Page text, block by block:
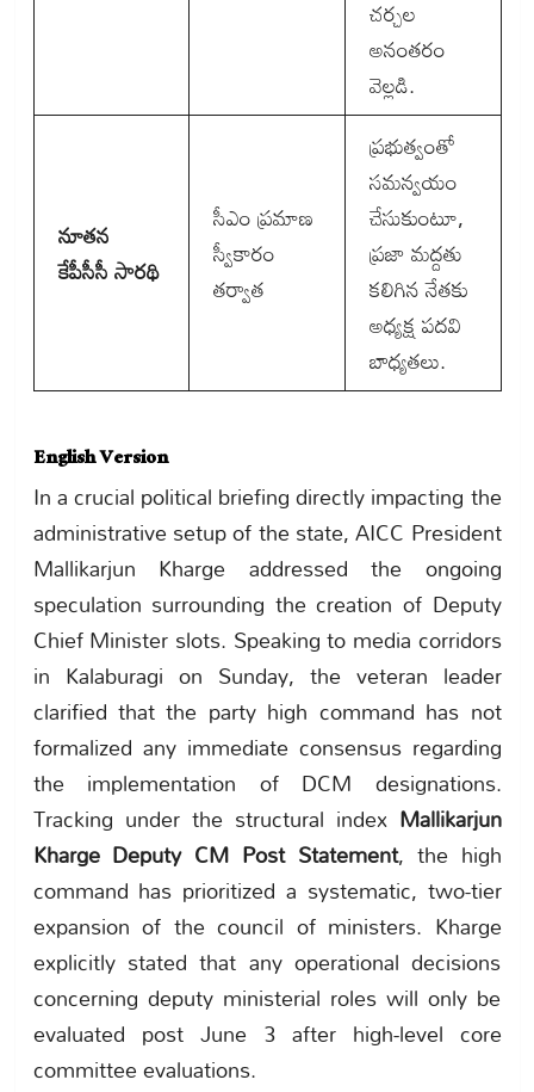
చర్చల
అనంతరం
వెల్లడి.
నూతన
కేపీసీసీ సారథి
సీఎం ప్రమాణ
స్వీకారం
తర్వాత
ప్రభుత్వంతో
సమన్వయం
చేసుకుంటూ,
ప్రజా మద్దతు
కలిగిన నేతకు
అధ్యక్ష పదవి
బాధ్యతలు.
English Version
In a crucial political briefing directly impacting the
administrative setup of the state, AICC President
Mallikarjun Kharge addressed the ongoing
speculation surrounding the creation of Deputy
Chief Minister slots. Speaking to media corridors
in Kalaburagi on Sunday, the veteran leader
clarified that the party high command has not
formalized any immediate consensus regarding
the implementation of DCM designations.
Tracking under the structural index Mallikarjun
Kharge Deputy CM Post Statement, the high
command has prioritized a systematic, two-tier
expansion of the council of ministers. Kharge
explicitly stated that any operational decisions
concerning deputy ministerial roles will only be
evaluated post June 3 after high-level core
committee evaluations.